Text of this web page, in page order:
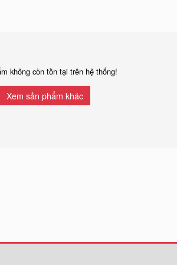
không còn tồn tại trên hệ thống!
Xem sản phẩm khác